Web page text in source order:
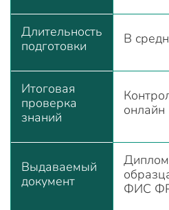
Длительность
подготовки
В
Итоговая
проверка
знаний
онлайн
Выдаваемый
документ
Диплом
ФИС